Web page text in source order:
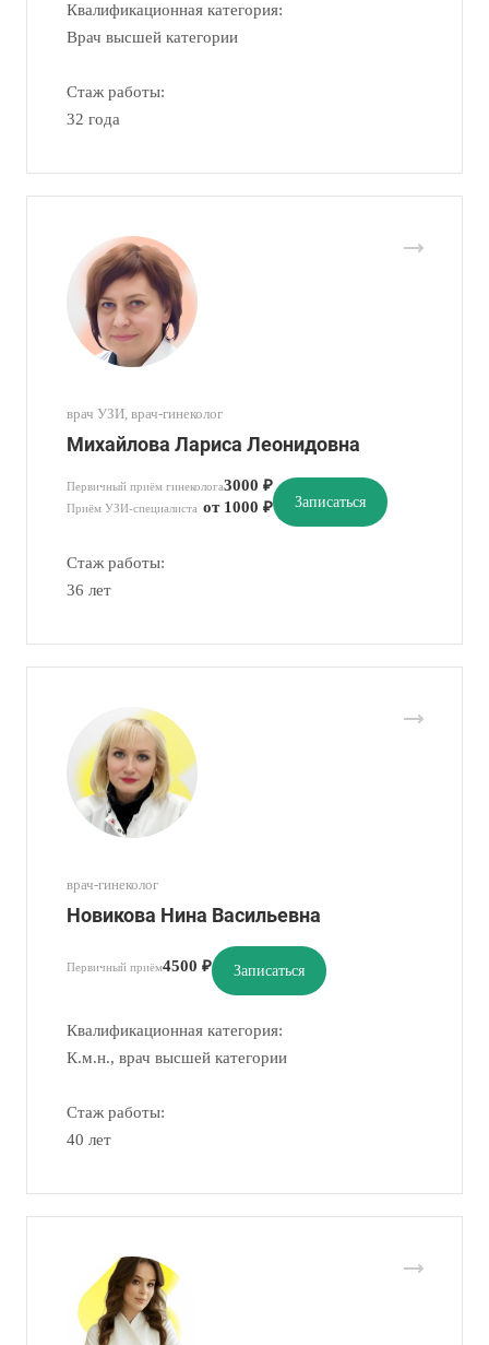
Квалификационная категория:
Врач высшей категории
Стаж работы:
32 года
врач УЗИ, врач-гинеколог
Михайлова Лариса Леонидовна
Первичный приём гинеколога3000 ₽
Приём УЗИ-специалиста от 1000 ₽ Записаться
Стаж работы:
36 лет
врач-гинеколог
Новикова Нина Васильевна
Первичный приём4500 ₽ Записаться
Квалификационная категория:
К.м.н., врач высшей категории
Стаж работы:
40 лет